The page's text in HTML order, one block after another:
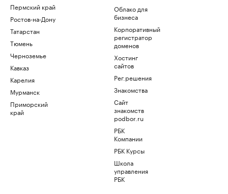
Пермский край
Ростов-на-Дону
Татарстан
Тюмень
Черноземье
Кавказ
Карелия
Мурманск
Приморский
край
Облако для
бизнеса
Корпоративный
регистратор
доменов
Хостинг
сайтов
Рег.решения
Знакомства
Сайт
знакомств
podbor.ru
РБК
Компании
РБК Курсы
Школа
управления
РБК